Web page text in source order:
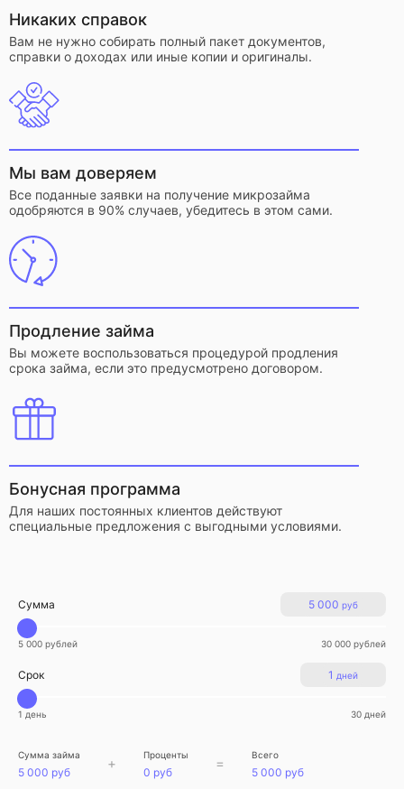
Никаких справок
Вам не нужно собирать полный пакет документов,
справки о доходах или иные копии и оригиналы.
Мы вам доверяем
Все поданные заявки на получение микрозайма
одобряются в 90% случаев, убедитесь в этом сами.
Продление займа
Вы можете воспользоваться процедурой продления
срока займа, если это предусмотрено договором.
Бонусная программа
Для наших постоянных клиентов действуют
специальные предложения с выгодными условиями.
5 000 руб
Сумма
5 000 рублей 30 000 рублей
1 дней
Срок
1 день 30 дней
Сумма займа
5 000 руб
+ Проценты
0 руб
= Всего
5 000 руб